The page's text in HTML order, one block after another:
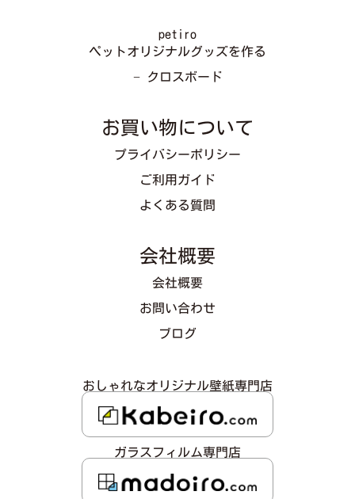
petiro
ペットオリジナルグッズを作る
− クロスボード
お買い物について
プライバシーポリシー
ご利用ガイド
よくある質問
会社概要
会社概要
お問い合わせ
ブログ
おしゃれなオリジナル壁紙専門店
ガラスフィルム専門店